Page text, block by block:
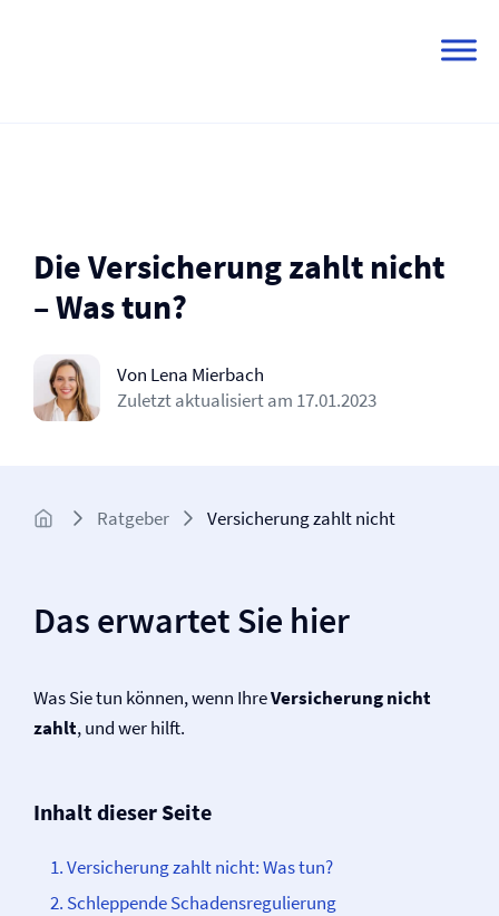
Die Versicherung zahlt nicht
– Was tun?
Von Lena Mierbach
Zuletzt aktualisiert am 17.01.2023
Ratgeber Versicherung zahlt nicht
Das erwartet Sie hier
Was Sie tun können, wenn IhreVersicherung nicht
zahlt, und wer hilft.
Inhalt dieser Seite
Versicherung zahlt nicht: Was tun?
Schleppende Schadensregulierung